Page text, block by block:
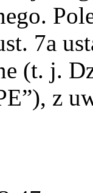
7a
(t. j.
z